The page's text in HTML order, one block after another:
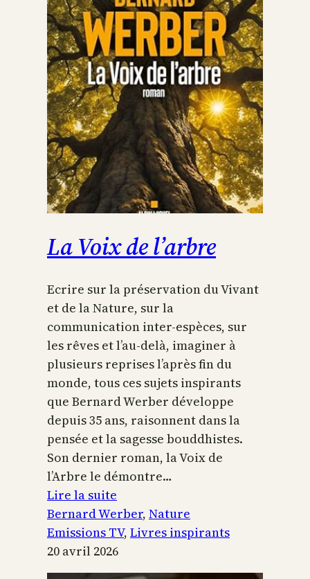
La Voix de l’arbre
Ecrire sur la préservation du Vivant
et de la Nature, sur la
communication inter-espèces, sur
les rêves et l’au-delà, imaginer à
plusieurs reprises l’après fin du
monde, tous ces sujets inspirants
que Bernard Werber développe
depuis 35 ans, raisonnent dans la
pensée et la sagesse bouddhistes.
Son dernier roman, la Voix de
l’Arbre le démontre…
Lire la suite
La
Voix
de
l’arbre
Bernard Werber, Nature
Emissions TV, Livres inspirants
20 avril 2026